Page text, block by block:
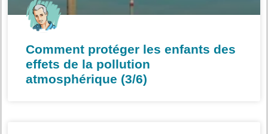
Comment protéger les enfants des
effets de la pollution
atmosphérique (3/6)